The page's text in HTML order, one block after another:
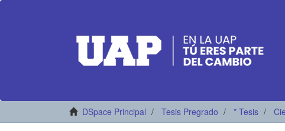
DSpace Principal Tesis Pregrado * Tesis